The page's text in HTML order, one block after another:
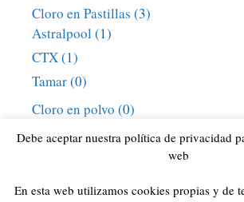
Cloro en Pastillas (3)
Astralpool (1)
CTX(1)
Tamar(0)
Cloro en polvo (0)
Cloro granulado (0)
Debe aceptar nuestra política de privacidad
web
En esta web utilizamos cookies propias y de